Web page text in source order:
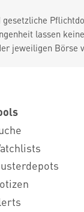
gesetzliche
lassen
jeweiligen Börse